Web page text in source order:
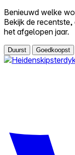
Benieuwd welke
Bekijk de
het afgelopen jaar.
Duurst Goedkoopst